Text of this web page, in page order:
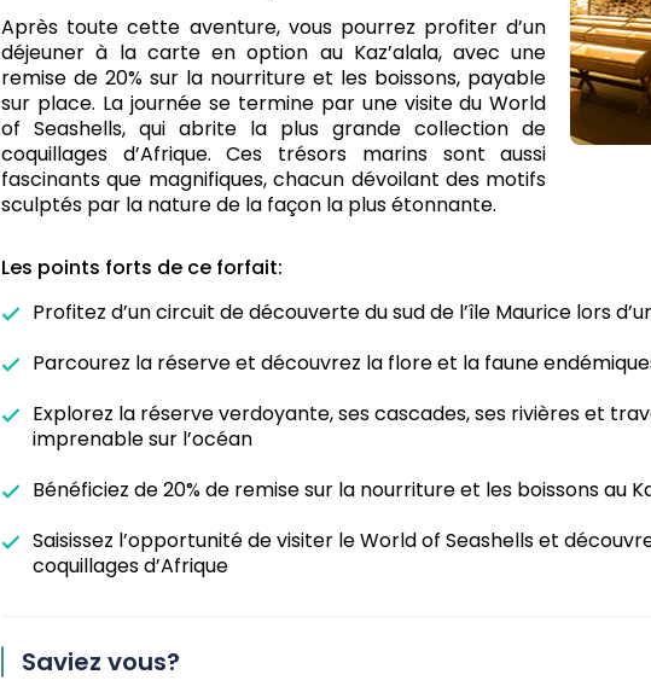
Après toute cette aventure, vous pourrez profiter d’un
déjeuner à la carte en option au Kaz’alala, avec une
remise de 20% sur la nourriture et les boissons, payable
sur place. La journée se termine par une visite du World
of Seashells, qui abrite la plus grande collection de
coquillages d’Afrique. Ces trésors marins sont aussi
fascinants que magnifiques, chacun dévoilant des motifs
sculptés par la nature de la façon la plus étonnante.
Les points forts de ce forfait:
Profitez d’un circuit de découverte du sud de l’île Maurice lors
Parcourez la réserve et découvrez la flore et la faune
Explorez la réserve verdoyante, ses cascades, ses rivières et
imprenable sur l’océan
Bénéficiez de 20% de remise sur la nourriture et les boissons au
Saisissez l’opportunité de visiter le World of Seashells et
coquillages d’Afrique
Saviez vous?